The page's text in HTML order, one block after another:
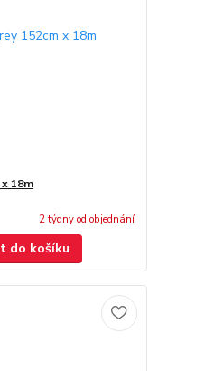
18m
2 týdny od objednání
do košíku